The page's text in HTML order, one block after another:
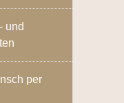
und
per